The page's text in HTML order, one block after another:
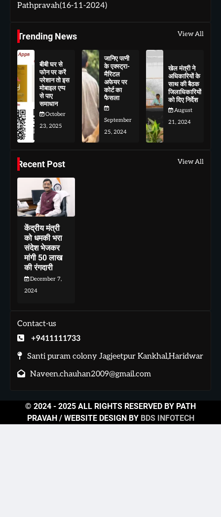
Pathpravah(16-11-2024)
Trending News View All
बीबी घर से
फोन पर करें
परेशान तो इस
मोबाइल एप्प
से पाए
समाधान
October
23, 2025
जानिए पत्नी
के एक्स्ट्रा-
मैरिटल
अफेयर पर
कोर्ट का
फैसला
September
25, 2024
खेल मंत्री ने
अधिकारियों के
साथ की बैठक
जिलाधिकारियों
को दिए निर्देश
August
21, 2024
Recent Post View All
केंद्रीय मंत्री
को धमकी भरा
संदेश भेजकर
मांगी 50 लाख
की रंगदारी
December 7,
2024
Contact-us
+9411111733
Santi puram colony Jagjeetpur Kankhal,Haridwar
Naveen.chauhan2009@gmail.com
© 2024 - 2025 ALL RIGHTS RESERVED BY PATH
PRAVAH / WEBSITE DESIGN BY BDS INFOTECH